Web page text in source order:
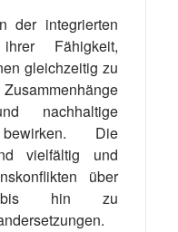
der integrierten
Fähigkeit,
gleichzeitig zu
nachhaltige
Die
vielfältig und
über
bis hin zu